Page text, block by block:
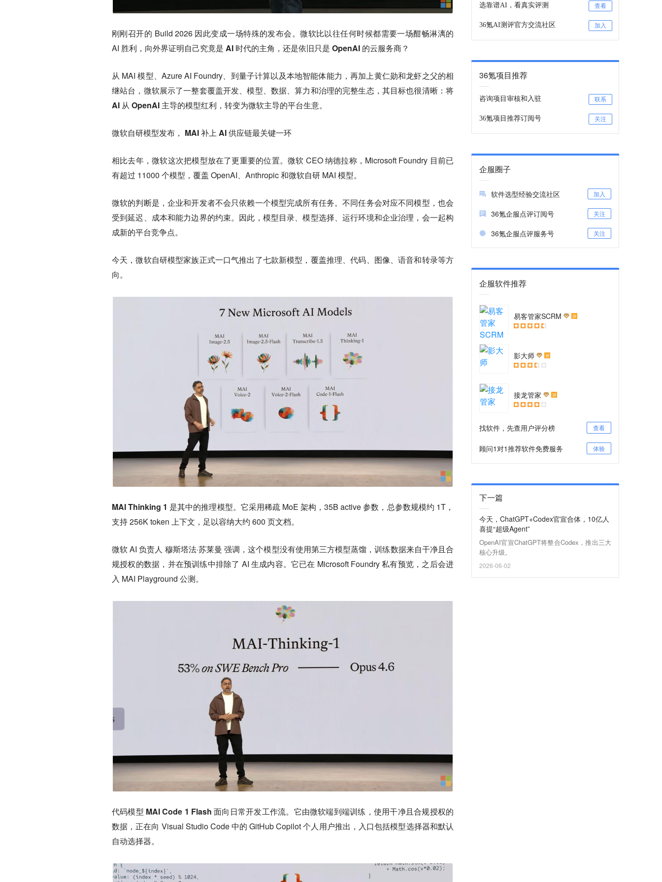
刚刚召开的 Build 2026 因此变成一场特殊的发布会。微软比以往任何时候都需要一场酣畅淋漓的
AI 胜利， 向外界证明自己究竟是 AI 时代的主角，还是依旧只是 OpenAI 的云服务商？
从 MAI 模型、Azure AI Foundry、到量子计算以及本地智能体能力，再加上黄仁勋和龙虾之父的相
继站台，微软展示了一整套覆盖开发、模型、数据、算力和治理的完整生态，其目标也很清晰： 将
AI 从 OpenAI 主导的模型红利，转变为微软主导的平台生意。
微软自研模型发布， MAI 补上 AI 供应链最关键一环
相比去年，微软这次把模型放在了更重要的位置。微软 CEO 纳德拉称，Microsoft Foundry 目前已
有超过 11000 个模型，覆盖 OpenAI、Anthropic 和微软自研 MAI 模型。
微软的判断是，企业和开发者不会只依赖一个模型完成所有任务。不同任务会对应不同模型，也会
受到延迟、成本和能力边界的约束。因此，模型目录、模型选择、运行环境和企业治理，会一起构
成新的平台竞争点。
今天，微软自研模型家族正式一口气推出了七款新模型，覆盖推理、代码、图像、语音和转录等方
向。
MAI Thinking 1 是其中的推理模型。 它采用稀疏 MoE 架构，35B active 参数，总参数规模约 1T，
支持 256K token 上下文，足以容纳大约 600 页文档。
微软 AI 负责人 穆斯塔法·苏莱曼 强调，这个模型没有使用第三方模型蒸馏，训练数据来自干净且合
规授权的数据，并在预训练中排除了 AI 生成内容。它已在 Microsoft Foundry 私有预览，之后会进
入 MAI Playground 公测。
代码模型 MAI Code 1 Flash面向日常开发工作流。它由微软端到端训练，使用干净且合规授权的
数据，正在向 Visual Studio Code 中的 GitHub Copilot 个人用户推出，入口包括模型选择器和默认
自动选择器。
选靠谱AI，看真实评测 查看
36氪AI测评官方交流社区 加入
36氪项目推荐
咨询项目审核和入驻 联系
36氪项目推荐订阅号 关注
企服圈子
软件选型经验交流社区 加入
36氪企服点评订阅号 关注
36氪企服点评服务号 关注
企服软件推荐
易客管家SCRM 评
影大师 评
接龙管家 评
找软件，先查用户评分榜 查看
顾问1对1推荐软件免费服务 体验
下一篇
今天，ChatGPT+Codex官宣合体，10亿人
喜提“超级Agent”
OpenAI官宣ChatGPT将整合Codex，推出三大
核心升级。
2026-06-02